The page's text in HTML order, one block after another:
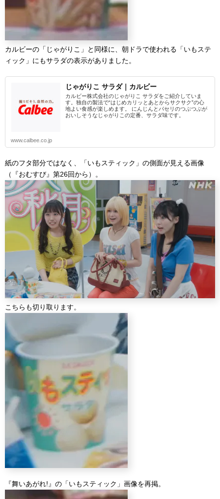
カルビーの「じゃがりこ」と同様に、朝ドラで使われる「いもステ
ィック」にもサラダの表示がありました。
じゃがりこ サラダ｜カルビー
カルビー株式会社のじゃがりこ サラダをご紹介していま
す。独自の製法で“はじめカリッとあとからサクサク”の心
地よい食感が楽しめます。 にんじんとパセリのつぶつぶが
おいしそうなじゃがりこの定番、サラダ味です。
www.calbee.co.jp
紙のフタ部分ではなく、「いもスティック」の側面が見える画像
（『おむすび』第26回から）。
こちらも切り取ります。
『舞いあがれ!』の「いもスティック」画像を再掲。